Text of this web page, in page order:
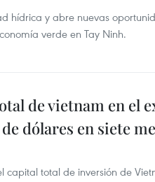
hídrica y abre nuevas
verde en Tay Ninh.
de vietnam en el
dólares en siete
capital total de inversión de